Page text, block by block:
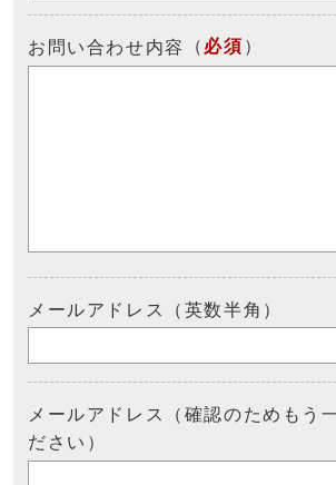
お問い合わせ内容 （ 必須 ）
メールアドレス（英数半角）
メールアドレス（確認のためもう
ださい）